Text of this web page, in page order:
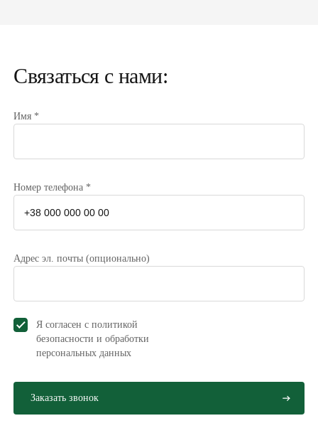
Связаться с нами:
Имя *
Номер телефона *
Адрес эл. почты (опционально)
Я согласен с политикой
безопасности и обработки
персональных данных